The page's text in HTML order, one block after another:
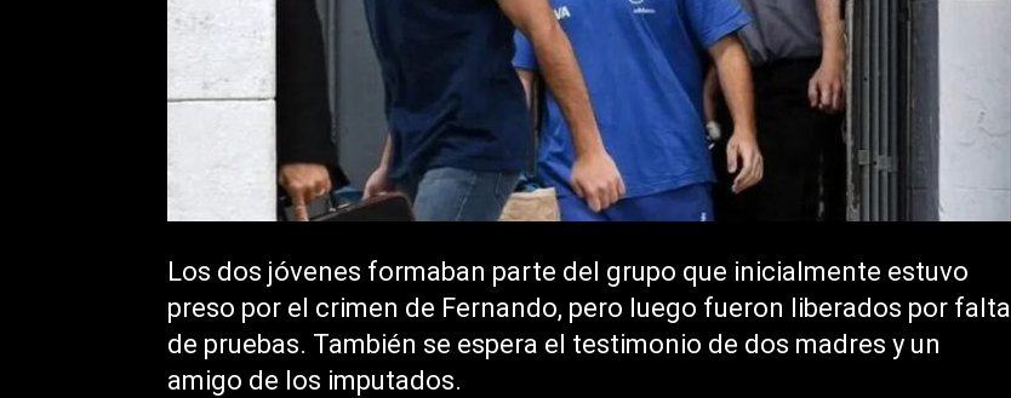
Los dos jóvenes formaban parte del grupo que inicialmente estuvo
preso por el crimen de Fernando, pero luego fueron liberados por falta
de pruebas. También se espera el testimonio de dos madres y un
amigo de los imputados.